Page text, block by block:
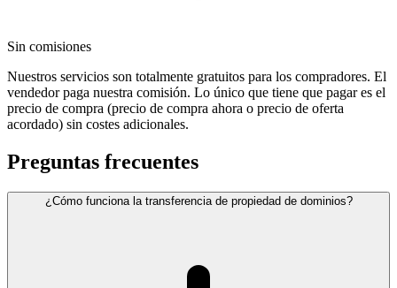
Sin comisiones
Nuestros servicios son totalmente gratuitos para los compradores. El
vendedor paga nuestra comisión. Lo único que tiene que pagar es el
precio de compra (precio de compra ahora o precio de oferta
acordado) sin costes adicionales.
Preguntas frecuentes
¿Cómo funciona la transferencia de propiedad de dominios?